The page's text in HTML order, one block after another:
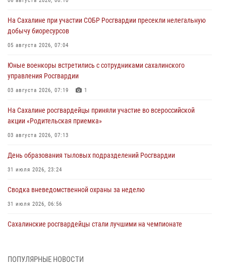
На Сахалине при участии СОБР Росгвардии пресекли нелегальную
добычу биоресурсов
05 августа 2026, 07:04
Юные военкоры встретились с сотрудниками сахалинского
управления Росгвардии
03 августа 2026, 07:19 1
На Сахалине росгвардейцы приняли участие во всероссийской
акции «Родительская приемка»
03 августа 2026, 07:13
День образования тыловых подразделений Росгвардии
31 июля 2026, 23:24
Сводка вневедомственной охраны за неделю
31 июля 2026, 06:56
Сахалинские росгвардейцы стали лучшими на чемпионате
ПОПУЛЯРНЫЕ НОВОСТИ